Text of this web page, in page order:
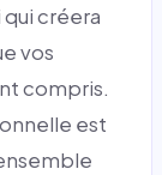
créera
vos
compris.
est